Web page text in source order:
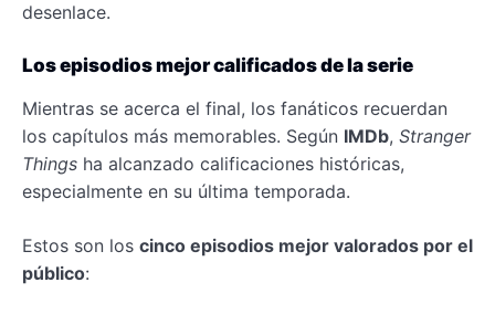
desenlace.
Los episodios mejor calificados de la serie
Mientras se acerca el final, los fanáticos recuerdan
los capítulos más memorables. Según IMDb, Stranger
Things ha alcanzado calificaciones históricas,
especialmente en su última temporada.
Estos son los cinco episodios mejor valorados por el
público: